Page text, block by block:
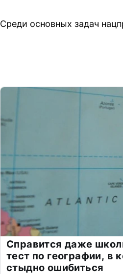
Среди основных задач
Справится даже
тест по географии, в
стыдно ошибиться